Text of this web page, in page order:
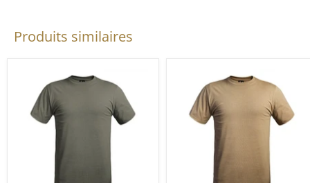
Produits similaires